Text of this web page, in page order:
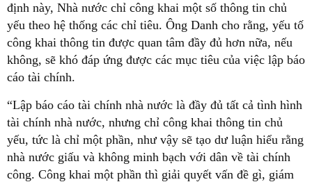
định này, Nhà nước chỉ công khai một số thông tin chủ
yếu theo hệ thống các chỉ tiêu. Ông Danh cho rằng, yếu tố
công khai thông tin được quan tâm đầy đủ hơn nữa, nếu
không, sẽ khó đáp ứng được các mục tiêu của việc lập báo
cáo tài chính.
“Lập báo cáo tài chính nhà nước là đầy đủ tất cả tình hình
tài chính nhà nước, nhưng chỉ công khai thông tin chủ
yếu, tức là chỉ một phần, như vậy sẽ tạo dư luận hiểu rằng
nhà nước giấu và không minh bạch với dân về tài chính
công. Công khai một phần thì giải quyết vấn đề gì, giám